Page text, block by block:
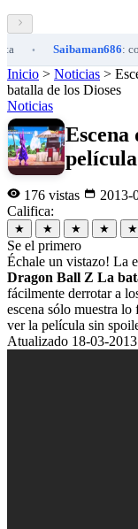
Saibaman686: como vas
Inicio > Noticias >
batalla de los Dioses
Noticias
176 vistas
2013-
Califica:
★ ★ ★ ★ ★
Se el primero
Échale un vistazo! La
Dragon Ball Z La
fácilmente derrotar a
escena sólo muestra
ver la película sin
Atualizado 18-03-